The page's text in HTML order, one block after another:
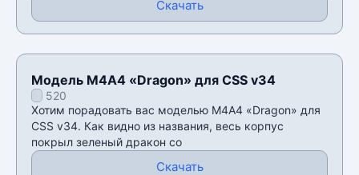
Скачать
Модель M4A4 «Dragon» для CSS v34
520
Хотим порадовать вас моделью M4A4 «Dragon» для
CSS v34. Как видно из названия, весь корпус
покрыл зеленый дракон со
Скачать